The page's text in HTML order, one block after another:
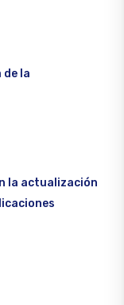
la
la actualización